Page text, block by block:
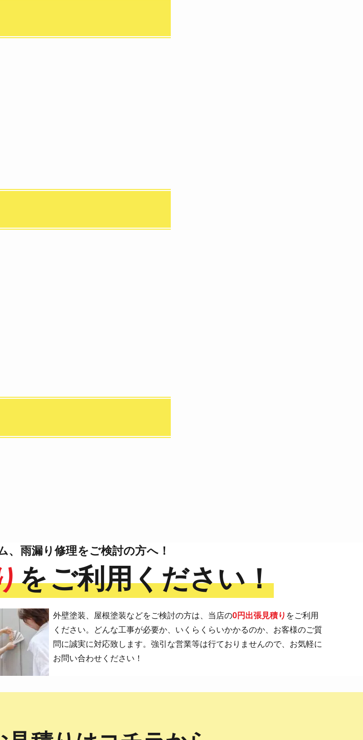
雨漏り修理をご検討の方へ！
をご利用ください！
外壁塗装、屋根塗装などをご検討の方は、当店の0円出張見積り をご利用
ください。どんな工事が必要か、いくらくらいかかるのか、お客様のご質
問に誠実に対応致します。強引な営業等は行ておりませんので、お気軽に
お問い合わせください！